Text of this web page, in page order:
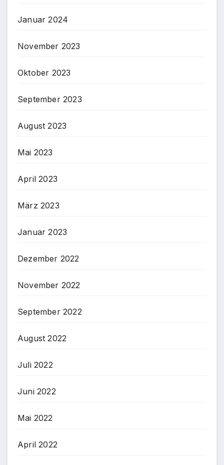
Januar 2024
November 2023
Oktober 2023
September 2023
August 2023
Mai 2023
April 2023
März 2023
Januar 2023
Dezember 2022
November 2022
September 2022
August 2022
Juli 2022
Juni 2022
Mai 2022
April 2022